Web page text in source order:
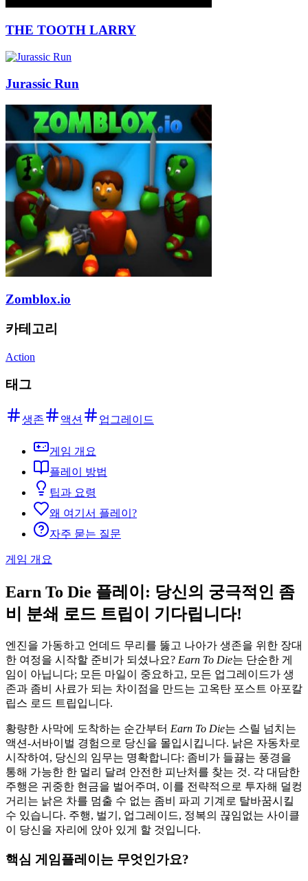
THE TOOTH LARRY
Jurassic Run
Zomblox.io
카테고리
Action
태그
생존 액션 업그레이드
게임 개요
플레이 방법
팁과 요령
왜 여기서 플레이?
자주 묻는 질문
게임 개요
Earn To Die 플레이: 당신의 궁극적인 좀
비 분쇄 로드 트립이 기다립니다!
엔진을 가동하고 언데드 무리를 뚫고 나아가 생존을 위한 장대
한 여정을 시작할 준비가 되셨나요? Earn To Die는 단순한 게
임이 아닙니다; 모든 마일이 중요하고, 모든 업그레이드가 생
존과 좀비 사료가 되는 차이점을 만드는 고옥탄 포스트 아포칼
립스 로드 트립입니다.
황량한 사막에 도착하는 순간부터 Earn To Die는 스릴 넘치는
액션-서바이벌 경험으로 당신을 몰입시킵니다. 낡은 자동차로
시작하여, 당신의 임무는 명확합니다: 좀비가 들끓는 풍경을
통해 가능한 한 멀리 달려 안전한 피난처를 찾는 것. 각 대담한
주행은 귀중한 현금을 벌어주며, 이를 전략적으로 투자해 덜컹
거리는 낡은 차를 멈출 수 없는 좀비 파괴 기계로 탈바꿈시킬
수 있습니다. 주행, 벌기, 업그레이드, 정복의 끊임없는 사이클
이 당신을 자리에 앉아 있게 할 것입니다.
핵심 게임플레이는 무엇인가요?